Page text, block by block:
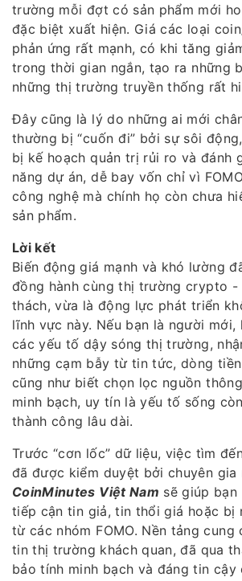
trường mỗi đợt có sản phẩm mới
đặc biệt xuất hiện. Giá các loại
phản ứng rất mạnh, có khi tăng
trong thời gian ngắn, tạo ra những
những thị trường truyền thống rất
Đây cũng là lý do những ai mới
thường bị “cuốn đi” bởi sự sôi
bị kế hoạch quản trị rủi ro và đánh
năng dự án, dễ bay vốn chỉ vì
công nghệ mà chính họ còn chưa
sản phẩm.
Lời kết
Biến động giá mạnh và khó lường
đồng hành cùng thị trường crypto
thách, vừa là động lực phát triển
lĩnh vực này. Nếu bạn là người mới,
các yếu tố dậy sóng thị trường,
những cạm bẫy từ tin tức, dòng tiền
cũng như biết chọn lọc nguồn
minh bạch, uy tín là yếu tố sống
thành công lâu dài.
Trước “cơn lốc” dữ liệu, việc tìm
đã được kiểm duyệt bởi chuyên gia
CoinMinutes Việt Nam sẽ giúp
tiếp cận tin giả, tin thổi giá hoặc bị
từ các nhóm FOMO. Nền tảng cung
tin thị trường khách quan, đã qua
bảo tính minh bạch và đáng tin